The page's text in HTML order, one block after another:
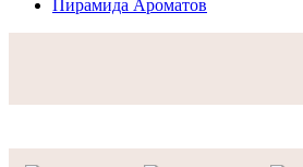
Пирамида Ароматов